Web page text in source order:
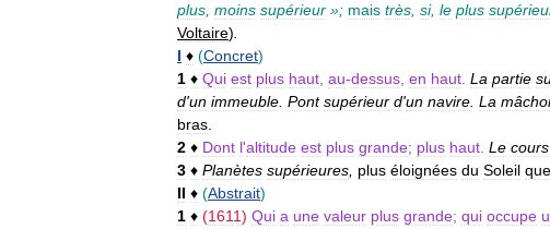
plus moins supérieur »; mais très si, le plus
Voltaire)
I ♦ (Concret)
1 ♦ Qui est plus haut au-dessus en haut La partie
d'un immeuble Pont supérieur d'un navire La
bras
2 ♦ Dont l'altitude est plus grande; plus haut Le cours
3 ♦ Planètes supérieures plus éloignées du Soleil que
II ♦ (Abstrait)
1 ♦ (1611) Qui a une valeur plus grande; qui occupe